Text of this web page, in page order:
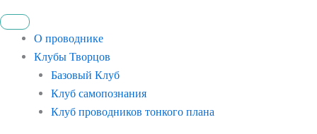
О проводнике
Клубы Творцов
Базовый Клуб
Клуб самопознания
Клуб проводников тонкого плана